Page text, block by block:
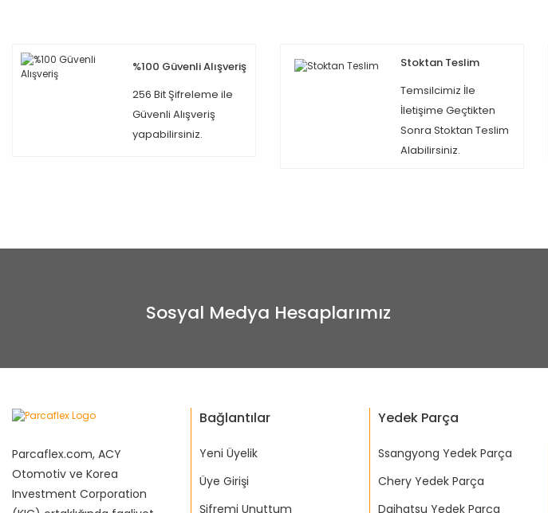
%100 Güvenli Alışveriş
256 Bit Şifreleme ile
Güvenli Alışveriş
yapabilirsiniz.
Stoktan Teslim
Temsilcimiz İle
İletişime Geçtikten
Sonra Stoktan Teslim
Alabilirsiniz.
Sosyal Medya Hesaplarımız
Parcaflex.com, ACY
Otomotiv ve Korea
Investment Corporation
Bağlantılar
Yeni Üyelik
Üye Girişi
Şifremi Unuttum
Yedek Parça
Ssangyong Yedek Parça
Chery Yedek Parça
Daihatsu Yedek Parça